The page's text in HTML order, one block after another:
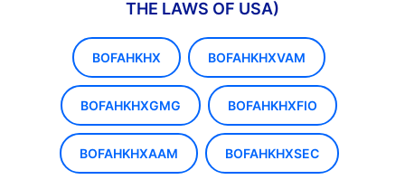
THE LAWS OF USA)
BOFAHKHX BOFAHKHXVAM
BOFAHKHXGMG BOFAHKHXFIO
BOFAHKHXAAM BOFAHKHXSEC